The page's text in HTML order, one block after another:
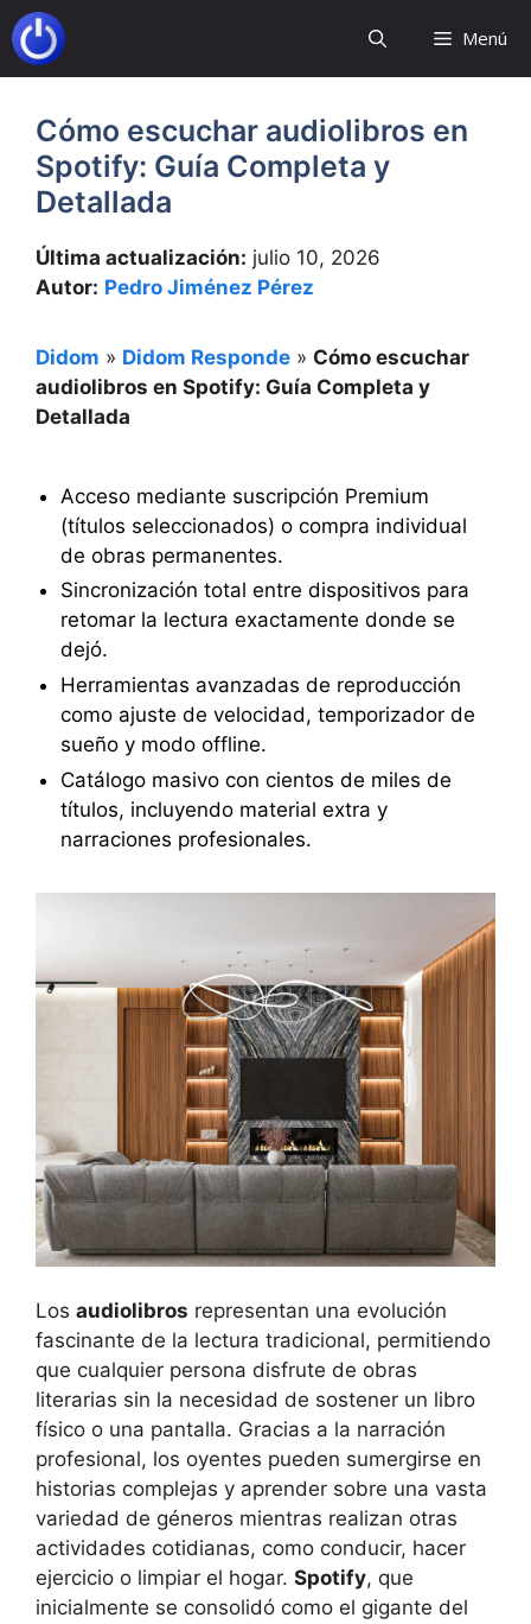
Saltar
al
contenido
Menú
Cómo escuchar audiolibros en
Spotify: Guía Completa y
Detallada
Última actualización: julio 10, 2026
Autor: Pedro Jiménez Pérez
Didom » Didom Responde » Cómo escuchar
audiolibros en Spotify: Guía Completa y
Detallada
Acceso mediante suscripción Premium
(títulos seleccionados) o compra individual
de obras permanentes.
Sincronización total entre dispositivos para
retomar la lectura exactamente donde se
dejó.
Herramientas avanzadas de reproducción
como ajuste de velocidad, temporizador de
sueño y modo offline.
Catálogo masivo con cientos de miles de
títulos, incluyendo material extra y
narraciones profesionales.
Los audiolibros representan una evolución
fascinante de la lectura tradicional, permitiendo
que cualquier persona disfrute de obras
literarias sin la necesidad de sostener un libro
físico o una pantalla. Gracias a la narración
profesional, los oyentes pueden sumergirse en
historias complejas y aprender sobre una vasta
variedad de géneros mientras realizan otras
actividades cotidianas, como conducir, hacer
ejercicio o limpiar el hogar. Spotify, que
inicialmente se consolidó como el gigante del